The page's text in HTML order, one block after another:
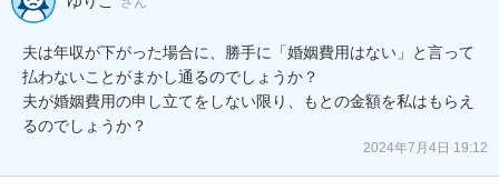
夫は年収が下がった場合に、勝手に「婚姻費用はない」と言って
払わないことがまかし通るのでしょうか？
夫が婚姻費用の申し立てをしない限り、もとの金額を私はもらえ
るのでしょうか？
2024年7月4日 19:12